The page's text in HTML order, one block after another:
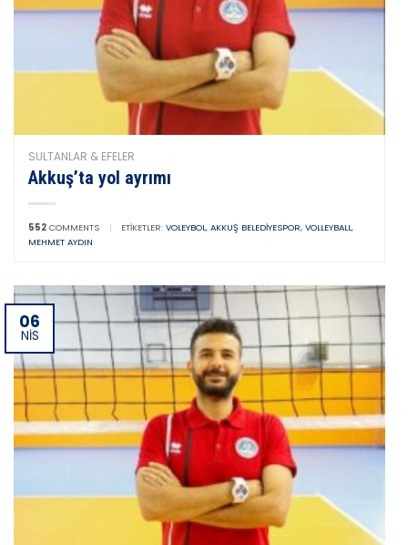
SULTANLAR & EFELER
Akkuş’ta yol ayrımı
552 COMMENTS | ETIKETLER: VOLEYBOL, AKKUŞ BELEDIYESPOR, VOLLEYBALL,
MEHMET AYDIN
06
NIS